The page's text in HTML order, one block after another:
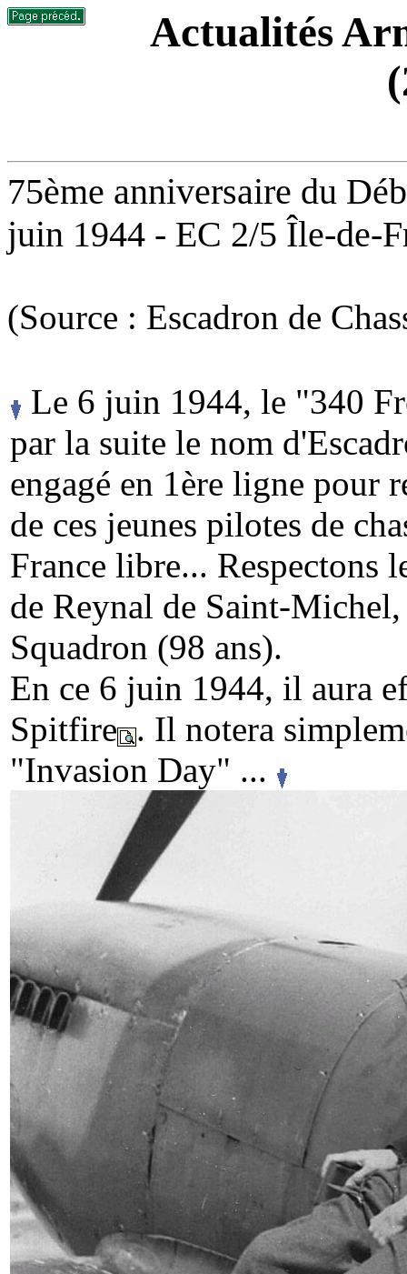
Actualités
75ème anniversaire du
juin 1944 - EC 2/5 Île-de-
(Source : Escadron de
Le 6 juin 1944, le "340
par la suite le nom
engagé en 1ère ligne pour
de ces jeunes pilotes de
France libre... Respectons
de Reynal de Saint-
Squadron (98 ans).
En ce 6 juin 1944, il aura
Spitfire . Il notera
"Invasion Day" ...